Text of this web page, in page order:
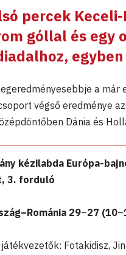
percek
góllal és egy
a
végső eredménye
Dánia és
kézilabda Európa-
3. forduló
29–27 (10–
játékvezetők: Fotakidisz,